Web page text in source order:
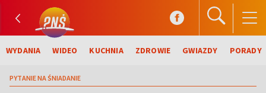
WYDANIA WIDEO KUCHNIA ZDROWIE GWIAZDY PORADY
PYTANIE NA ŚNIADANIE